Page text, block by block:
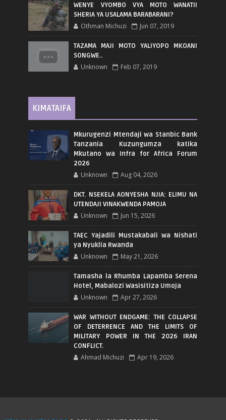
WENYE VYOMBO VYA MOTO WANATII
SHERIA YA USALAMA BARABARANI?
Othman Michuzi Jun 07, 2019
TAZAMA MAJI MOTO YALIYOPO MKOANI
SONGWE..
Unknown Feb 07, 2019
KIMATAIFA
Mkurugenzi Mtendaji wa Stanbic Bank
Tanzania Kuzungumza katika
Mkutano wa Infra for Africa Forum
2026
Unknown Aug 04, 2026
DKT. NSEKELA AONYESHA NJIA: ELIMU NA
UTENDAJI VINAKWENDA PAMOJA
Unknown Jun 15, 2026
TAEC Yajadili Mustakabali wa Nishati
ya Nyuklia Rwanda
Unknown May 21, 2026
Tamasha la Rhumba Lapamba Serena
Hotel, Mabalozi Wasisitiza Umoja
Unknown Apr 27, 2026
WAR WITHOUT ENDGAME: THE COLLAPSE
OF DETERRENCE AND THE LIMITS OF
MILITARY POWER IN THE 2026 IRAN
CONFLICT.
Ahmad Michuzi Apr 19, 2026